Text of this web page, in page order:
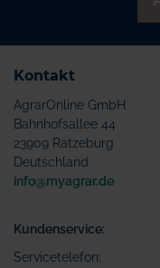
Kontakt
AgrarOnline GmbH
Bahnhofsallee 44
23909 Ratzeburg
Deutschland
info@myagrar.de
Kundenservice:
Servicetelefon: